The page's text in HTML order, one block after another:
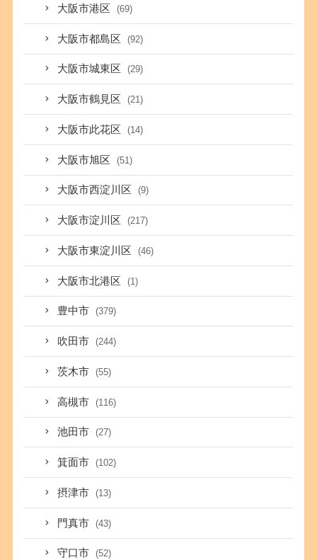
大阪市港区 (69)
大阪市都島区 (92)
大阪市城東区 (29)
大阪市鶴見区 (21)
大阪市此花区 (14)
大阪市旭区 (51)
大阪市西淀川区 (9)
大阪市淀川区 (217)
大阪市東淀川区 (46)
大阪市北港区 (1)
豊中市 (379)
吹田市 (244)
茨木市 (55)
高槻市 (116)
池田市 (27)
箕面市 (102)
摂津市 (13)
門真市 (43)
守口市 (52)